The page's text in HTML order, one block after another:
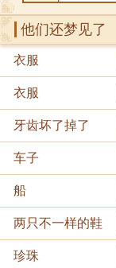
他们还梦见了
衣服
衣服
牙齿坏了掉了
车子
船
两只不一样的鞋
珍珠